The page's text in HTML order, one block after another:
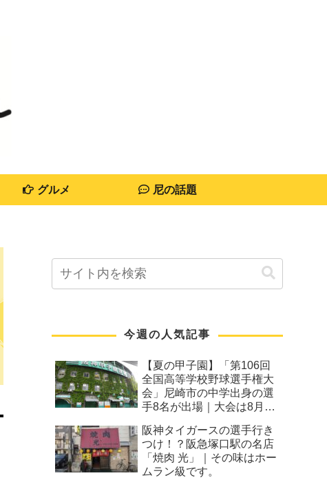
グルメ 尼の話題
今週の人気記事
【夏の甲子園】「第106回
全国高等学校野球選手権大
会」尼崎市の中学出身の選
手8名が出場｜大会は8月7
阪神タイガースの選手行き
つけ！？阪急塚口駅の名店
「焼肉 光」｜その味はホー
ムラン級です。